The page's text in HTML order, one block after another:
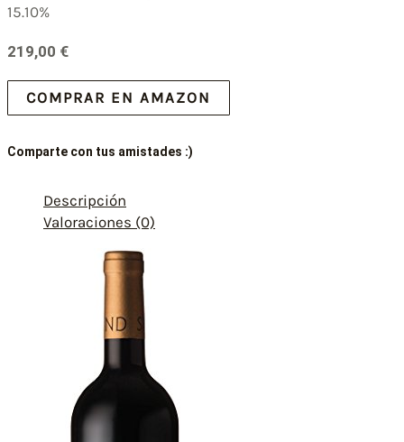
15.10%
219,00 €
COMPRAR EN AMAZON
Comparte con tus amistades :)
Descripción
Valoraciones (0)